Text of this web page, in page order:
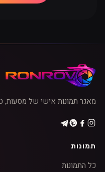
מאגר תמונות אישי של מסעות,
תמונות
כל התמונות